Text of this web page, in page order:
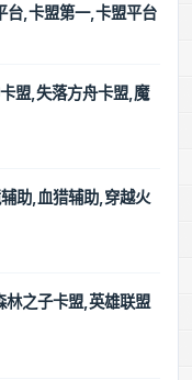
台,卡盟第一,卡盟平台
盟,失落方舟卡盟,魔
助,血猎辅助,穿越火
之子卡盟,英雄联盟